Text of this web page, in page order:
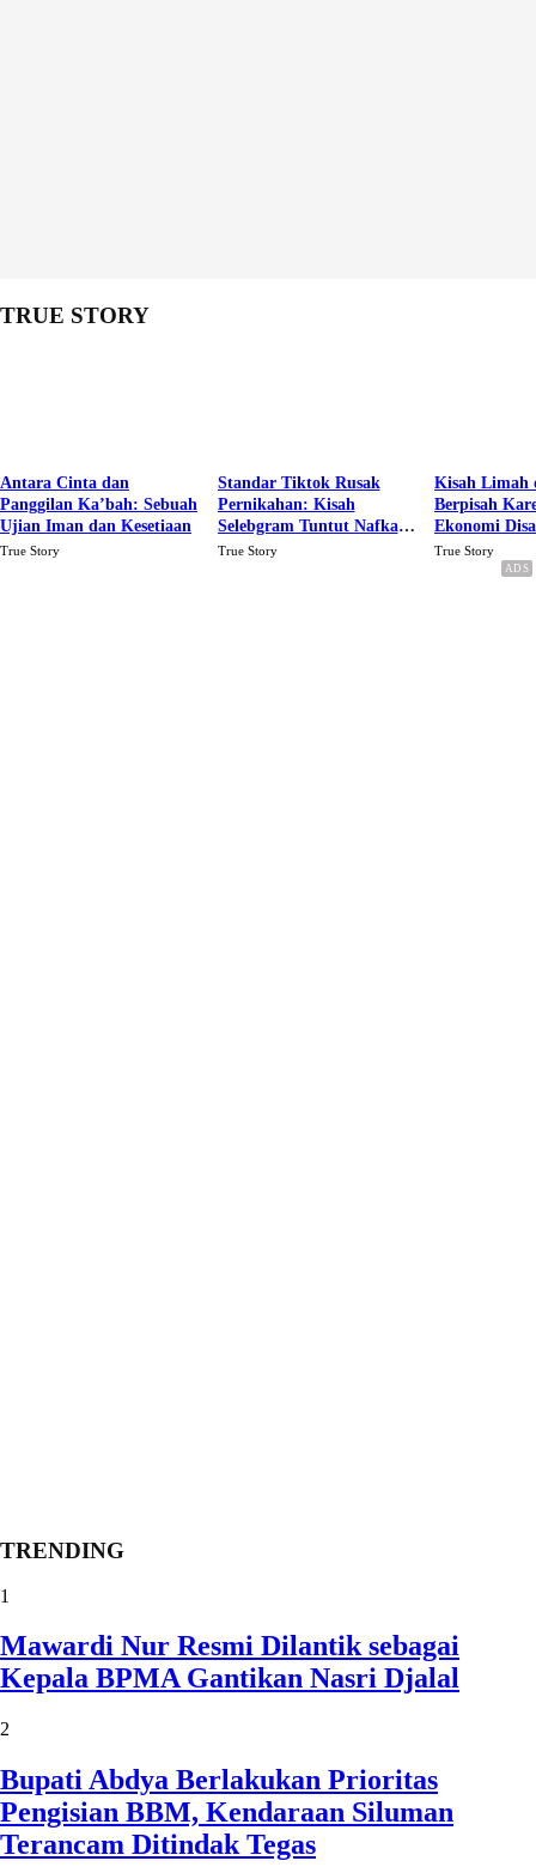
TRUE STORY
Antara Cinta dan
Panggilan Ka’bah: Sebuah
Ujian Iman dan Kesetiaan
True Story
Standar Tiktok Rusak
Pernikahan: Kisah
Selebgram Tuntut Nafkah
Rp.15 Juta Perbulan
True Story
Kisah Limah
Berpisah
Ekonomi
Karena Cinta
True Story
TRENDING
1
Mawardi Nur Resmi Dilantik sebagai
Kepala BPMA Gantikan Nasri Djalal
2
Bupati Abdya Berlakukan Prioritas
Pengisian BBM, Kendaraan Siluman
Terancam Ditindak Tegas